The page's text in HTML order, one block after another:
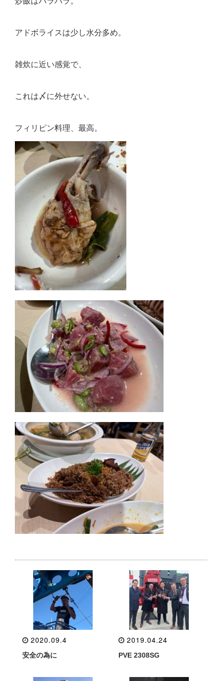
アドボライスは少し水分多め。
雑炊に近い感覚で、
これは〆に外せない。
フィリピン料理、最高。
2020.09.4
安全の為に
2019.04.24
PVE 2308SG